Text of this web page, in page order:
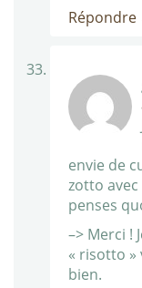
Répondre
envie de
zotto avec
penses
–> Merci !
« risotto
bien.